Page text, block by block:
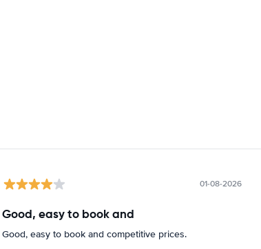
01-08-2026
Good, easy to book and
Good, easy to book and competitive prices.